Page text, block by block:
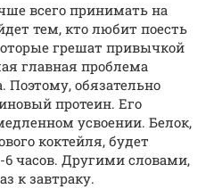
всего принимать на
тем, кто любит поесть
грешат привычкой
главная проблема
обязательно
протеин. Его
усвоении. Белок,
коктейля, будет
6 часов. Другими словами,
к завтраку.